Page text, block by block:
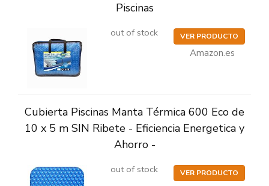
Piscinas
out of stock VER PRODUCTO
Amazon.es
Cubierta Piscinas Manta Térmica 600 Eco de
10 x 5 m SIN Ribete - Eficiencia Energetica y
Ahorro -
out of stock VER PRODUCTO